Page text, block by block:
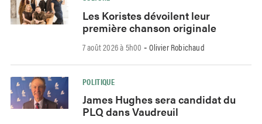
Les Koristes dévoilent leur
première chanson originale
7 août 2026 à 5h00 -Olivier Robichaud
POLITIQUE
James Hughes sera candidat du
PLQ dans Vaudreuil